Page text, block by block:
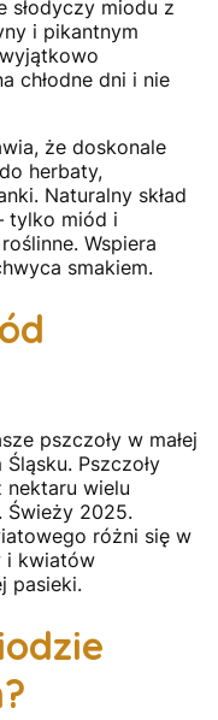
słodyczy miodu z
i pikantnym
chłodne dni i nie
że doskonale
herbaty,
Naturalny skład
tylko miód i
Wspiera
smakiem.
pszczoły w małej
Pszczoły
nektaru wielu
Świeży 2025.
różni się w
i kwiatów
pasieki.